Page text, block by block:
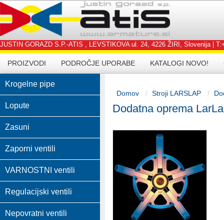
JUSTIN GORAZD S.P.-ATIS , LEVSTIKOVA ul. 24, 4226 ŽIRI, Slovenija |
PROIZVODI PODROČJE UPORABE KATALOGI NOVO!
Krogelne pipe
Lopute
Zasuni
Zaporni ventili
VARNOSTNI ventili
Regulacijski ventili
Nepovratni ventili
Domov Stroji LARSLAP
Dodatna oprema